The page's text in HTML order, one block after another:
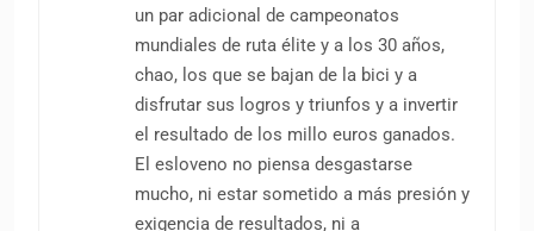
un par adicional de campeonatos
mundiales de ruta élite y a los 30 años,
chao, los que se bajan de la bici y a
disfrutar sus logros y triunfos y a invertir
el resultado de los millo euros ganados.
El esloveno no piensa desgastarse
mucho, ni estar sometido a más presión y
exigencia de resultados, ni a